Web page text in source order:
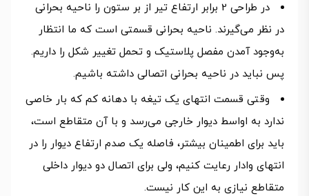
در طراحی 2 برابر ارتفاع تیر از بر ستون را ناحیه بحرانی
در نظر می‌گیرند. ناحیه بحرانی قسمتی است که ما انتظار
به‌وجود آمدن مفصل پلاستیک و تحمل تغییر شکل را داریم.
پس نباید در ناحیه بحرانی اتصالی داشته باشیم.
وقتی قسمت انتهای یک تیغه با دهانه کم که بار خاصی
ندارد به اواسط دیوار خارجی می‌رسد و با آن متقاطع است،
باید برای اطمینان بیشتر، فاصله یک صدم ارتفاع دیوار را در
انتهای وادار رعایت کنیم، ولی برای اتصال دو دیوار داخلی
متقاطع نیازی به این کار نیست.